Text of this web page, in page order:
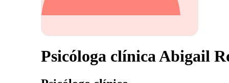
Psicóloga clínica Abigail